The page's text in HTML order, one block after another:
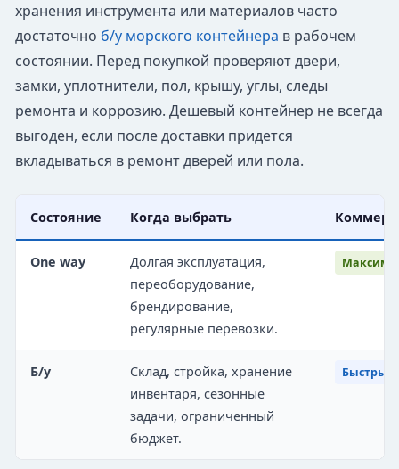
хранения инструмента или материалов часто
достаточно б/у морского контейнера в рабочем
состоянии. Перед покупкой проверяют двери,
замки, уплотнители, пол, крышу, углы, следы
ремонта и коррозию. Дешевый контейнер не всегда
выгоден, если после доставки придется
вкладываться в ремонт дверей или пола.
Состояние Когда выбрать
One way
Долгая эксплуатация,
переоборудование,
брендирование,
регулярные перевозки.
Б/у
Склад, стройка, хранение
инвентаря, сезонные
задачи, ограниченный
бюджет.
Быстрый